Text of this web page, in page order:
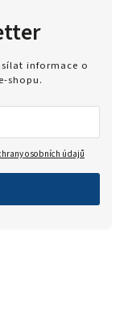
informace o
shopu.
osobních údajů